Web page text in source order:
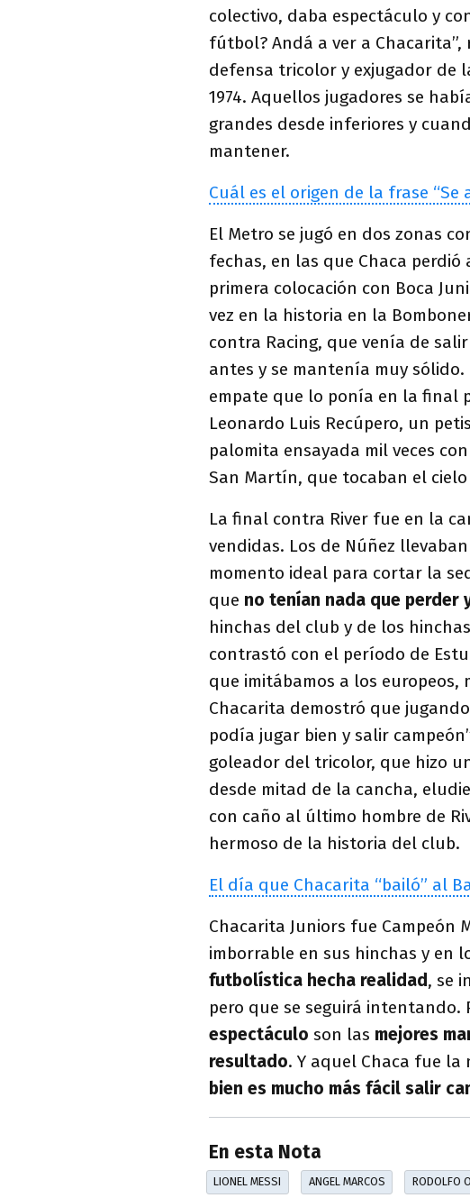
colectivo, daba espectáculo y
fútbol? Andá a ver a
defensa tricolor y exjugador de
1974. Aquellos jugadores se
grandes desde inferiores y
mantener.
Cuál es el origen de la frase “Se
El Metro se jugó en dos zonas
fechas, en las que Chaca
primera colocación con Boca
vez en la historia en la
contra Racing, que venía de
antes y se mantenía muy
empate que lo ponía en la final
Leonardo Luis Recúpero, un
palomita ensayada mil veces
San Martín, que tocaban el
La final contra River fue en la
vendidas. Los de Núñez
momento ideal para cortar la
que no tenían nada que perder
hinchas del club y de los
contrastó con el período de
que imitábamos a los europeos,
Chacarita demostró que
podía jugar bien y salir
goleador del tricolor, que hizo
desde mitad de la cancha,
con caño al último hombre de
hermoso de la historia del club.
El día que Chacarita “bailó” al
Chacarita Juniors fue Campeón
imborrable en sus hinchas y en
futbolística hecha realidad, se
pero que se seguirá intentando.
espectáculo son las mejores
resultado. Y aquel Chaca fue la
bien es mucho más fácil salir
En esta Nota
LIONEL MESSI ANGEL MARCOS RODOLFO